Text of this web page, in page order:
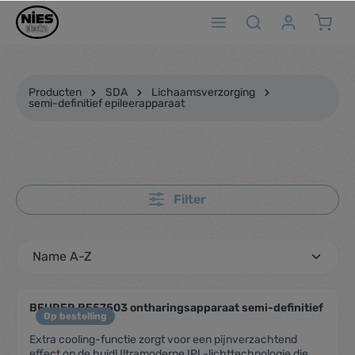
Producten SDA
Lichaamsverzorging
semi-definitief epileerapparaat
Filter
Op bestelling
BEURER BE57503 ontharingsapparaat semi-definitief
Extra cooling-functie zorgt voor een pijnverzachtend